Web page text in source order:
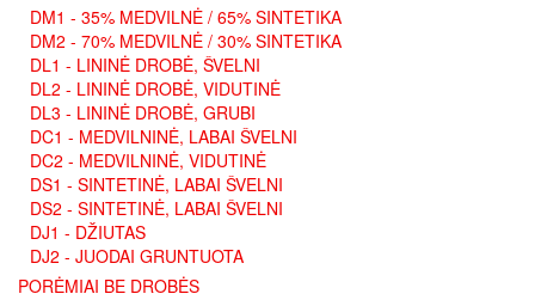
DM1 - 35% MEDVILNĖ / 65% SINTETIKA
DM2 - 70% MEDVILNĖ / 30% SINTETIKA
DL1 - LININĖ DROBĖ, ŠVELNI
DL2 - LININĖ DROBĖ, VIDUTINĖ
DL3 - LININĖ DROBĖ, GRUBI
DC1 - MEDVILNINĖ, LABAI ŠVELNI
DC2 - MEDVILNINĖ, VIDUTINĖ
DS1 - SINTETINĖ, LABAI ŠVELNI
DS2 - SINTETINĖ, LABAI ŠVELNI
DJ1 - DŽIUTAS
DJ2 - JUODAI GRUNTUOTA
PORĖMIAI BE DROBĖS